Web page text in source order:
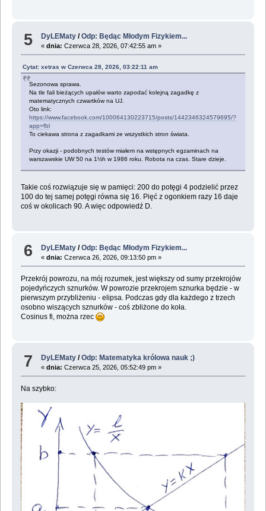
5 DyLEMaty /Odp: Będąc Młodym Fizykiem...
«dnia: Czerwca 28, 2026, 07:42:55 am »
Cytat: xetras w Czerwca 28, 2026, 03:22:11 am
Sezonowa sprawa.
Na tle fali bieżących upałów warto zapodać kolejną zagadkę z
matematycznych czwartków na UJ.
Oto link:
https://www.facebook.com/100064130223715/posts/1442346324579695/?
app=fbl
To ciekawa strona z zagadkami ze wszystkich stron świata.
Przy okazji - podobnych testów miałem na wstępnych egzaminach na
warszawskie UW 50 na 1½h w 1986 roku. Robota na czas. Stare dzieje.
Takie coś rozwiązuje się w pamięci: 200 do potęgi 4 podzielić przez
100 do tej samej potęgi równa się 16. Pięć z ogonkiem razy 16 daje
coś w okolicach 90. A więc odpowiedź D.
6 DyLEMaty /Odp: Będąc Młodym Fizykiem...
«dnia: Czerwca 26, 2026, 09:13:50 pm »
Przekrój powrozu, na mój rozumek, jest większy od sumy przekrojów
pojedyńczych sznurków. W powrozie przekrojem sznurka będzie - w
pierwszym przybliżeniu - elipsa. Podczas gdy dla każdego z trzech
osobno wiszących sznurków - coś zbliżone do koła.
Cosinus fi, można rzec
7 DyLEMaty /Odp: Matematyka królowa nauk ;)
«dnia: Czerwca 25, 2026, 05:52:49 pm »
Na szybko: